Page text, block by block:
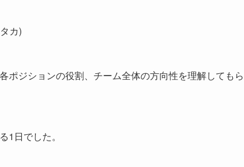
カ)
ポジションの役割、チーム全体の方向性を理解してもら
1日でした。